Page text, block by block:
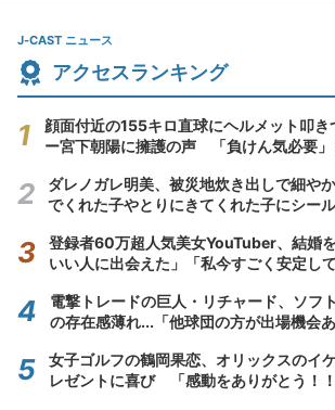
J-CAST ニュース
アクセスランキング
顔面付近の155キロ直球にヘルメット叩き
ー宮下朝陽に擁護の声 「負けん気必要
ダレノガレ明美、被災地炊き出しで細や
でくれた子やとりにきてくれた子にシール
登録者60万超人気美女YouTuber、結婚
いい人に出会えた」「私今すごく安定して
電撃トレードの巨人・リチャード、ソフ
の存在感薄れ...「他球団の方が出場機会
女子ゴルフの鶴岡果恋、オリックスのイ
レゼントに喜び 「感動をありがとう！！